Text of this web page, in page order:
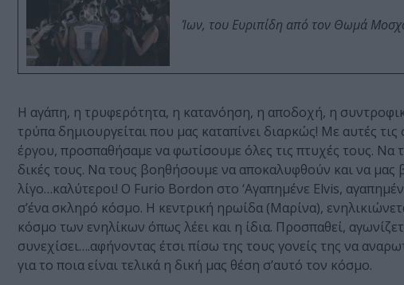
Ίων, του Ευριπίδη από τον Θωμά
Η αγάπη, η τρυφερότητα, η κατανόηση, η αποδοχή, η
τρύπα δημιουργείται που μας καταπίνει διαρκώς! Με αυτές
έργου, προσπαθήσαμε να φωτίσουμε όλες τις πτυχές τους. Να
δικές τους. Να τους βοηθήσουμε να αποκαλυφθούν και να μας
λίγο…καλύτεροι! Ο Furio Bordon στο ‘Αγαπημένε Elvis,
σ’ένα σκληρό κόσμο. Η κεντρική ηρωίδα (Μαρίνα),
κόσμο των ενηλίκων όπως λέει και η ίδια. Προσπαθεί,
συνεχίσει….αφήνοντας έτσι πίσω της τους γονείς της να
για το ποια είναι τελικά η δική μας θέση σ’αυτό τον κόσμο.